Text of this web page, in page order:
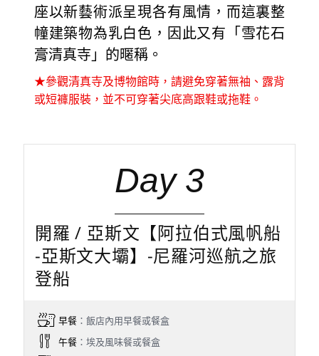
座以新藝術派呈現各有風情，而這裏整
幢建築物為乳白色，因此又有「雪花石
膏清真寺」的暱稱。
★參觀清真寺及博物館時，請避免穿著無袖、露背
或短褲服裝，並不可穿著尖底高跟鞋或拖鞋。
Day 3
開羅 / 亞斯文【阿拉伯式風帆船
-亞斯文大壩】-尼羅河巡航之旅
登船
早餐：飯店內用早餐或餐盒
午餐：埃及風味餐或餐盒